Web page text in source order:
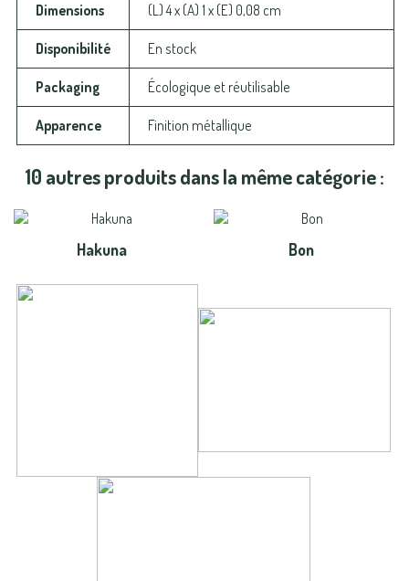
Dimensions (L) 4 x (A) 1 x (E) 0,08 cm
Disponibilité En stock
Packaging Écologique et réutilisable
Apparence Finition métallique
10 autres produits dans la même catégorie :
Hakuna Bon